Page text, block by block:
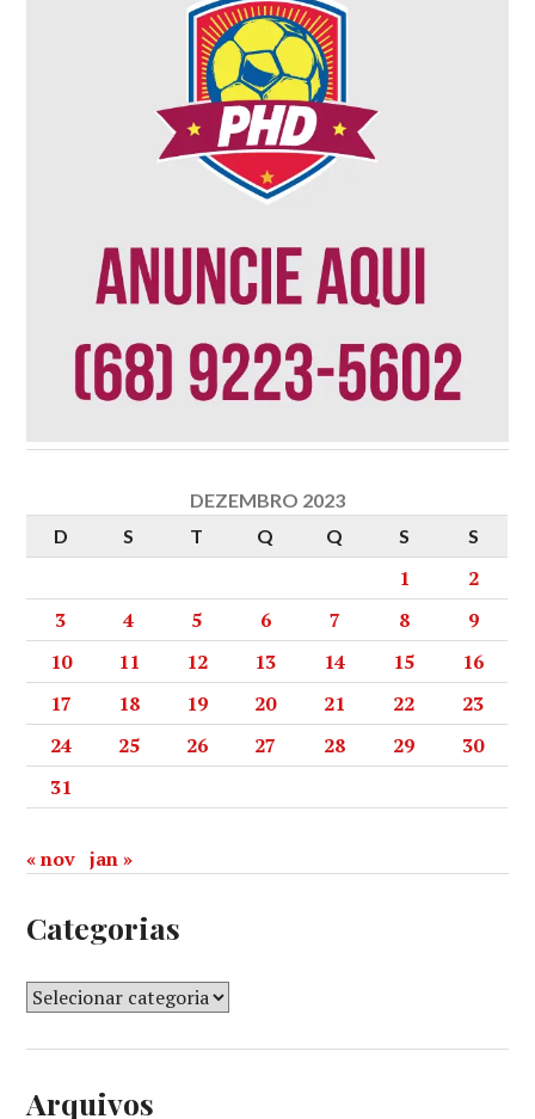
DEZEMBRO 2023
D
S T Q Q S S
1
2
3
4 5 6 7 8
9
10
11 12 13 14 15
16
17
18 19 20 21 22
23
24
25 26 27 28 29
30
31
« nov jan »
Categorias
Arquivos